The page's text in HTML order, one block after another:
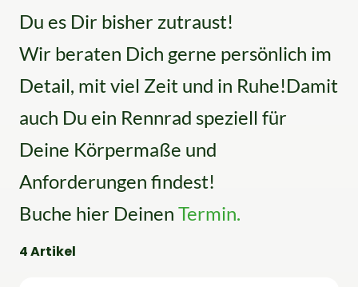
Du es Dir bisher zutraust!
Wir beraten Dich gerne persönlich im
Detail, mit viel Zeit und in Ruhe!Damit
auch Du ein Rennrad speziell für
Deine Körpermaße und
Anforderungen findest!
Buche hier Deinen Termin.
4 Artikel